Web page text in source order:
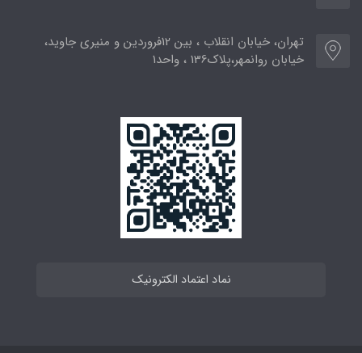
تهران، خیابان انقلاب ، بین 12فروردین و منیری جاوید،
خیابان روانمهر،پلاک136 ، واحد1
نماد اعتماد الکترونیک